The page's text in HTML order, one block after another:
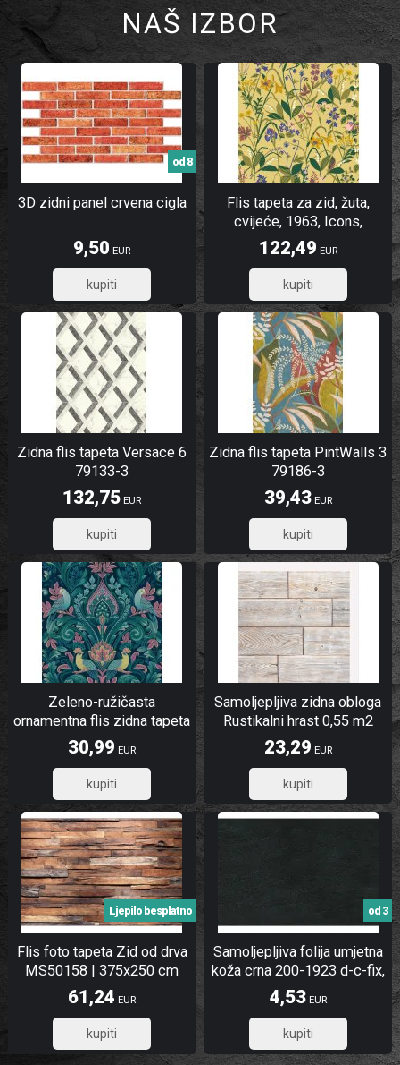
NAŠ IZBOR
3D zidni panel crvena cigla
od 8
9,50 EUR
7,60
Flis tapeta za zid, žuta,
cvijeće, 1963, Icons,
Borastapeter | Ljepilo Gratis
122,49 EUR
97,99
Zidna flis tapeta Versace 6
79133-3
132,75 EUR
106,20
Zidna flis tapeta PintWalls 3
79186-3
39,43EUR
31,54
Zeleno-ružičasta
ornamentna flis zidna tapeta
| A67801 | Ljepilo gratis
30,99 EUR
24,79
Samoljepljiva zidna obloga
Rustikalni hrast 0,55 m2
23,29 EUR
18,63
Flis foto tapeta Zid od drva
MS50158 | 375x250 cm
Ljepilo besplatno
61,24 EUR
48,99
Samoljepljiva folija umjetna
koža crna 200-1923 d-c-fix,
širina 45 cm
od 3
4,53EUR
3,62